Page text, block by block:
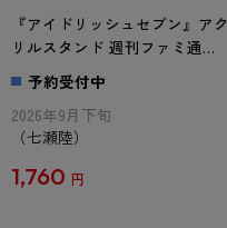
『アイドリッシュセブン』アク
リルスタンド 週刊ファミ通
Collection 七瀬陸
予約受付中
2026年9月下旬
（七瀬陸）
1,760 円